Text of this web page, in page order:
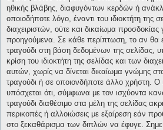
ηθικής βλάβης, διαφυγόντων κερδών ή
οποιοδήποτε λόγο, έναντι του ιδιοκτήτη της
διαχειριστών, ούτε και δικαίωμα
προηγούμενα. Σε κάθε περίπτωση, το αν θα
τραγούδι στη βάση δεδομένων της σελίδας,
κρίση του ιδιοκτήτη της σελίδας και των
αυτών, χωρίς να δίνεται δικαίωμα γνώμης
τραγούδι ή σε οποιονδήποτε άλλο χρήστη. Ο
υπόσχεται ότι, σύμφωνα με τον ισχύοντα
τραγούδι διαθέσιμο στα μέλη της σελίδας
περικοπές ή αλλοιώσεις με εξαίρεση εάν
στο ξεκαθάρισμα των διπλών να έφυγε.